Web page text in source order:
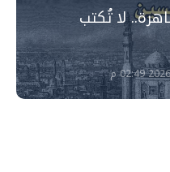
لا تُكتب